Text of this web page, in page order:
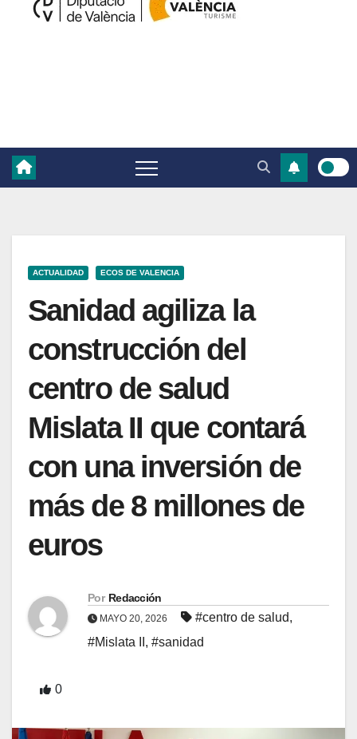
ACTUALIDAD ECOS DE VALENCIA
Sanidad agiliza la
construcción del
centro de salud
Mislata II que contará
con una inversión de
más de 8 millones de
euros
Por Redacción
MAYO 20, 2026 #centro de salud,
#Mislata II , #sanidad
0